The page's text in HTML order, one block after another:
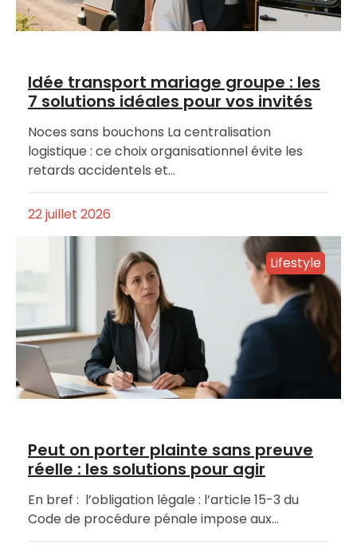
Idée transport mariage groupe : les
7 solutions idéales pour vos invités
Noces sans bouchons La centralisation
logistique : ce choix organisationnel évite les
retards accidentels et…
22 juillet 2026
Lifestyle
Peut on porter plainte sans preuve
réelle : les solutions pour agir
En bref : l’obligation légale : l’article 15-3 du
Code de procédure pénale impose aux…